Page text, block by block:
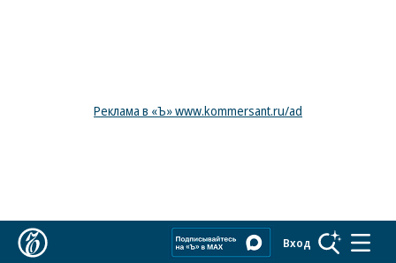
Реклама в «Ъ» www.kommersant.ru/ad
Вход